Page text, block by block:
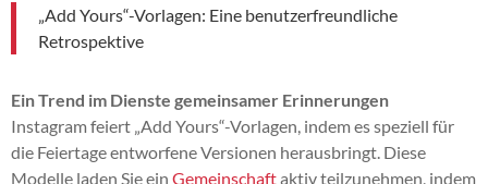
„Add Yours“-Vorlagen: Eine benutzerfreundliche
Retrospektive
Ein Trend im Dienste gemeinsamer Erinnerungen
Instagram feiert „Add Yours“-Vorlagen, indem es speziell für
die Feiertage entworfene Versionen herausbringt. Diese
Modelle laden Sie ein Gemeinschaftaktiv teilzunehmen, indem